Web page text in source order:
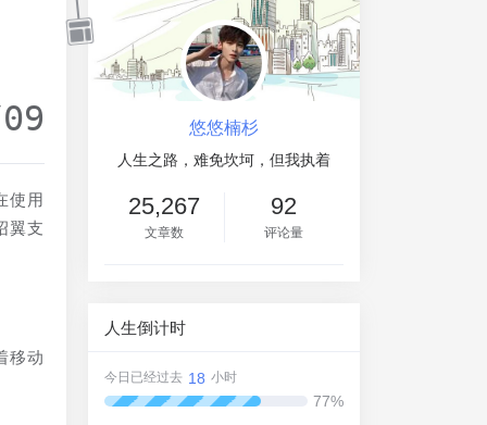
使用
翼支
移动
悠悠楠杉
人生之路，难免坎坷，但我执着
25,267
文章数
92
评论量
人生倒计时
今日已经过去 18 小时
77%